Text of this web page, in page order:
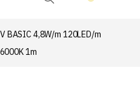
BASIC 4,8W/m 120LED/m
1m